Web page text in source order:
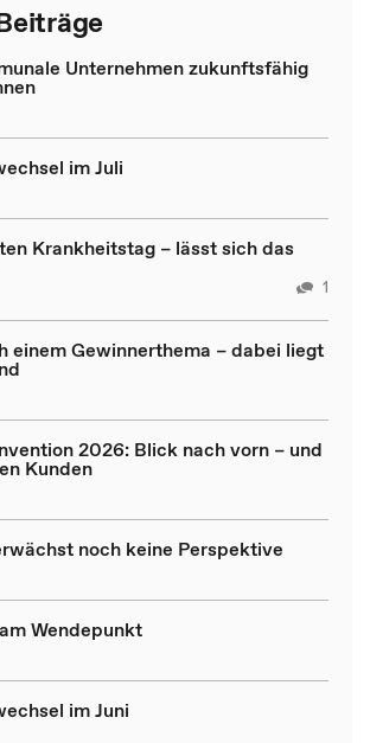
Unternehmen zukunftsfähig
im Juli
Krankheitstag – lässt sich das
1
einem Gewinnerthema – dabei liegt
2026: Blick nach vorn – und
Kunden
noch keine Perspektive
Wendepunkt
im Juni